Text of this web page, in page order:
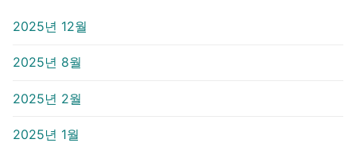
2025년 12월
2025년 8월
2025년 2월
2025년 1월